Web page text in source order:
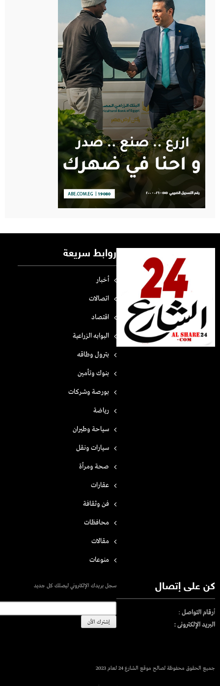
روابط سريعة
أخبار
اتصالات
اقتصاد
البوابه الزراعية
بترول وطاقه
بنوك وتأمين
بورصة وشركات
رياضة
سياحة وطيران
سيارات ونقل
صحة ومرأة
عقارات
فن وثقافة
محافظات
مقالات
منوعات
كن على إتصال
أرقام التواصل :
البريد الإلكترونى :
سجل بريدك الإلكتروني ليصلك كل جديد
جميع الحقوق محفوظة لصالح موقع الشارع 24 لعام 2023